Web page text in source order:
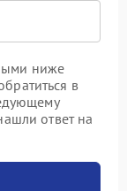
ниже
в
ответ на